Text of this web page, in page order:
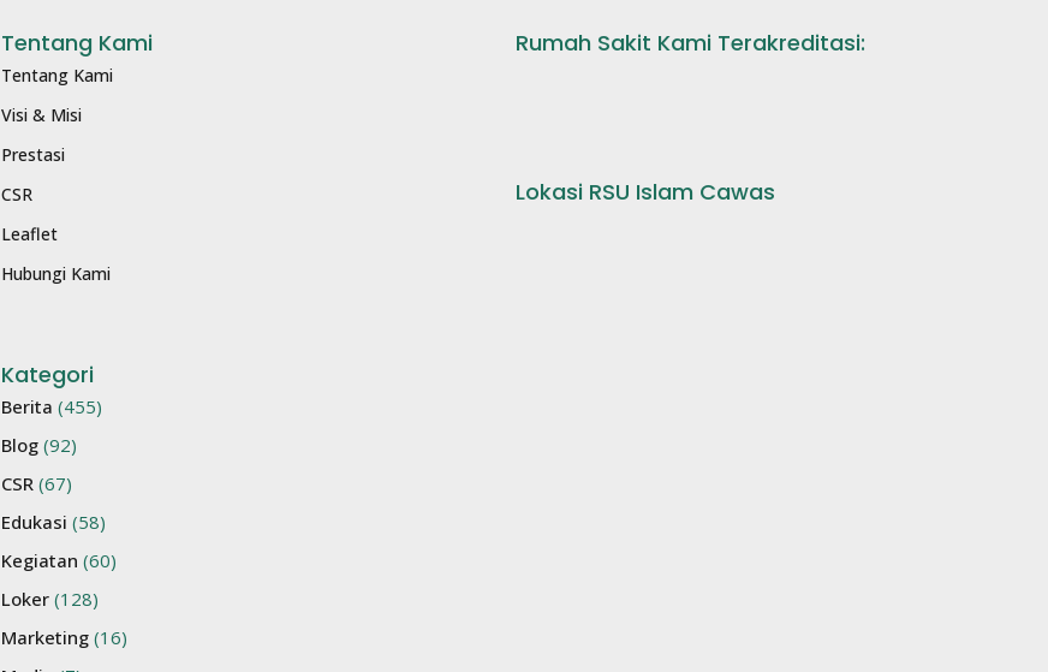
Tentang Kami
Tentang Kami
Visi & Misi
Prestasi
CSR
Leaflet
Hubungi Kami
Kategori
Berita (455)
Blog(92)
CSR(67)
Edukasi (58)
Kegiatan (60)
Loker(128)
Marketing(16)
Rumah Sakit Kami Terakreditasi:
Lokasi RSU Islam Cawas